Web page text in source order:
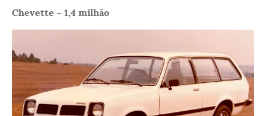
Chevette – 1,4 milhão